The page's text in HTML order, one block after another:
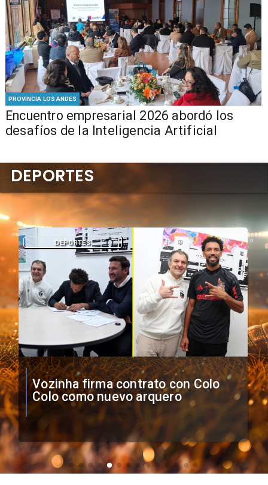
PROVINCIA LOS ANDES
Encuentro empresarial 2026 abordó los
desafíos de la Inteligencia Artificial
O'Higgins cae por penales ante
Boca Juniors en Copa
Sudamericana
DEPORTES
DEPORTES